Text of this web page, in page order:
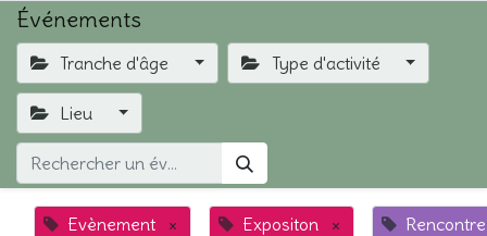
Événements
Tranche d'âge Type d'activité
Lieu
Evènement × Expositon ×